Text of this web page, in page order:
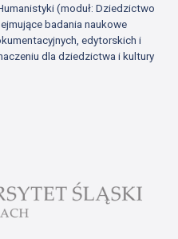
(moduł: Dziedzictwo
badania naukowe
edytorskich i
dla dziedzictwa i kultury